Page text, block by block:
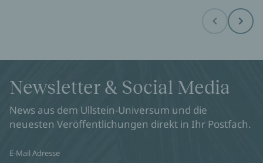
Before Next
Newsletter & Social Media
News aus dem Ullstein-Universum und die
neuesten Veröffentlichungen direkt in Ihr Postfach.
E-Mail Adresse